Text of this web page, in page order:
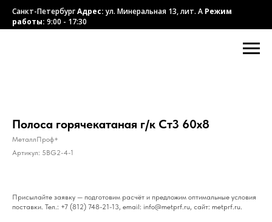
Санкт-ПетербургАдрес:ул. Минеральная 13, лит. А Режим
работы: 9:00 - 17:30
Полоса горячекатаная г/к Ст3 60х8
МеталлПроф+
Артикул: 5BG2-4-1
Присылайте заявку — подготовим расчёт и предложим оптимальные условия
поставки. Тел.: +7 (812) 748-21-13, email: info@metprf.ru, сайт: metprf.ru.